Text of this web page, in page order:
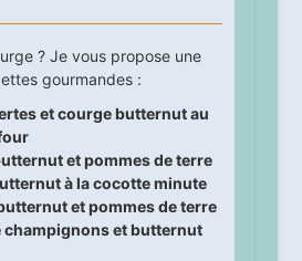
? Je vous propose une
gourmandes :
et courge butternut au
et pommes de terre
à la cocotte minute
et pommes de terre
champignons et butternut